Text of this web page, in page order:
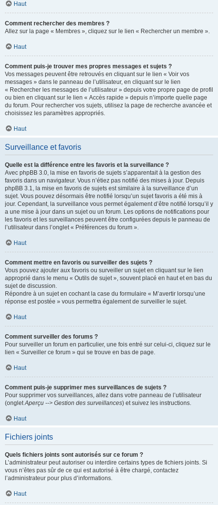
Haut
Comment rechercher des membres ?
Allez sur la page « Membres », cliquez sur le lien « Rechercher un membre ».
Haut
Comment puis-je trouver mes propres messages et sujets ?
Vos messages peuvent être retrouvés en cliquant sur le lien « Voir vos
messages » dans le panneau de l’utilisateur, en cliquant sur le lien
« Rechercher les messages de l’utilisateur » depuis votre propre page de profil
ou bien en cliquant sur le lien « Accès rapide » depuis n’importe quelle page
du forum. Pour rechercher vos sujets, utilisez la page de recherche avancée et
choisissez les paramètres appropriés.
Haut
Surveillance et favoris
Quelle est la différence entre les favoris et la surveillance ?
Avec phpBB 3.0, la mise en favoris de sujets s’apparentait à la gestion des
favoris dans un navigateur. Vous n’étiez pas notifié des mises à jour. Depuis
phpBB 3.1, la mise en favoris de sujets est similaire à la surveillance d’un
sujet. Vous pouvez désormais être notifié lorsqu’un sujet favoris a été mis à
jour. Cependant, la surveillance vous permet également d’être notifié lorsqu’il y
a une mise à jour dans un sujet ou un forum. Les options de notifications pour
les favoris et les surveillances peuvent être configurées depuis le panneau de
l’utilisateur dans l’onglet « Préférences du forum ».
Haut
Comment mettre en favoris ou surveiller des sujets ?
Vous pouvez ajouter aux favoris ou surveiller un sujet en cliquant sur le lien
approprié dans le menu « Outils de sujet », souvent placé en haut et en bas du
sujet de discussion.
Répondre à un sujet en cochant la case du formulaire « M’avertir lorsqu’une
réponse est postée » vous permettra également de surveiller le sujet.
Haut
Comment surveiller des forums ?
Pour surveiller un forum en particulier, une fois entré sur celui-ci, cliquez sur le
lien « Surveiller ce forum » qui se trouve en bas de page.
Haut
Comment puis-je supprimer mes surveillances de sujets ?
Pour supprimer vos surveillances, allez dans votre panneau de l’utilisateur
(ongletAperçu --> Gestion des surveillances) et suivez les instructions.
Haut
Fichiers joints
Quels fichiers joints sont autorisés sur ce forum ?
L’administrateur peut autoriser ou interdire certains types de fichiers joints. Si
vous n’êtes pas sûr de ce qui est autorisé à être chargé, contactez
l’administrateur pour plus d’informations.
Haut